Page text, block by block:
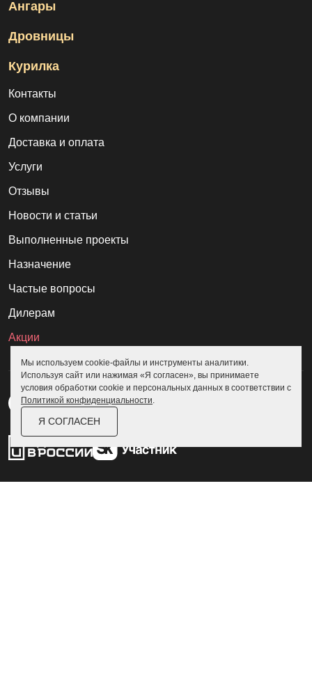
Ангары
Дровницы
Курилка
Контакты
О компании
Доставка и оплата
Услуги
Отзывы
Новости и статьи
Выполненные проекты
Назначение
Частые вопросы
Дилерам
Акции
Мы используем cookie-файлы и инструменты аналитики.
Используя сайт или нажимая «Я согласен», вы принимаете
условия обработки cookie и персональных данных в соответствии с
Политикой конфиденциальности.
Я СОГЛАСЕН